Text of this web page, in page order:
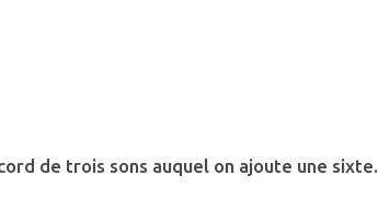
de trois sons auquel on ajoute une sixte.